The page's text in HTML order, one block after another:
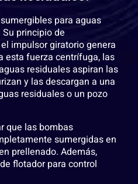
para aguas
principio de
impulsor giratorio genera
esta fuerza centrífuga, las
residuales aspiran las
y las descargan a una
residuales o un pozo
que las bombas
sumergidas en
prellenado. Además,
flotador para control